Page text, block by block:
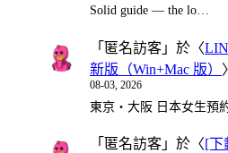
Solid guide — the lo…
「 匿名訪客 」於〈
新版（Win+Mac 版）
08-03, 2026
東京・大阪 日本女生預
「 匿名訪客 」於〈[下